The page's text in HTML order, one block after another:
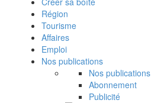
Région
Tourisme
Affaires
Emploi
Nos publications
Nos publications
Abonnement
Publicité